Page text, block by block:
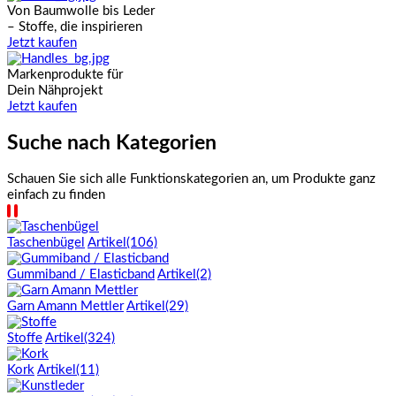
Von Baumwolle bis Leder
– Stoffe, die inspirieren
Jetzt kaufen
Markenprodukte für
Dein Nähprojekt
Jetzt kaufen
Suche nach Kategorien
Schauen Sie sich alle Funktionskategorien an, um Produkte ganz
einfach zu finden
Taschenbügel Artikel(106)
Gummiband / Elasticband Artikel(2)
Garn Amann Mettler Artikel(29)
Stoffe Artikel(324)
Kork Artikel(11)